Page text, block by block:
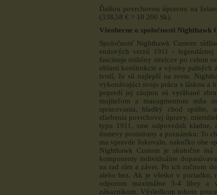
Ďalšou povrchovou úpravou na
(338,58 € = 10 200 Sk).
Všeobecne o spoločnosti Nighthawk
Spoločnosť Nighthawk Custom
endových verzií 1911 -
fascinuje milióny strelcov po celom
oblasti konštrukcie a výroby palných
tvrdí, že sú najlepší na svete.
vykonávajúci svoju prácu s láskou a
popredí jej záujmu sú vyrábané
majiteľom a managmentom mňa
spracovania, hladký chod spúšte,
sfarbenia povrchovej úpravy,
typu 1911, sme odpovedali
úsmevy protistrany a poznámku: To
ma vpravde šokovalo, nakoľko obe
Nighthawk Custom je skutočne
komponenty individuálne
na rad rám a záver. Po ich ručnom
alebo bez. Ak je všetko v poriadku,
odporom maximálne 3-4 libry a
zákazníkom. Výsledkom tohoto